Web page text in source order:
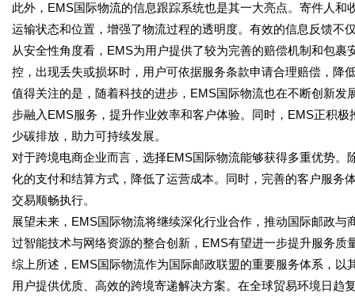
此外，EMS国际物流的信息跟踪系统也是其一大亮点。寄件人
运输状态和位置，增强了物流过程的透明度。有效的信息反馈不
从安全性角度看，EMS为用户提供了较为完善的赔偿机制和包
控，出现丢失或损坏时，用户可依据服务条款申请合理赔偿，降
值得关注的是，随着科技的进步，EMS国际物流也在不断创新
步融入EMS服务，提升作业效率和客户体验。同时，EMS正积
少碳排放，助力可持续发展。
对于跨境电商企业而言，选择EMS国际物流能够获得多重优势
化的支付和结算方式，降低了运营成本。同时，完善的客户服务
交易顺畅执行。
展望未来，EMS国际物流将继续深化行业合作，推动国际邮政
过智能技术与网络资源的整合创新，EMS有望进一步提升服务
综上所述，EMS国际物流作为国际邮政联盟的重要服务体系，
用户提供优质、高效的跨境寄递解决方案。在全球贸易环境日